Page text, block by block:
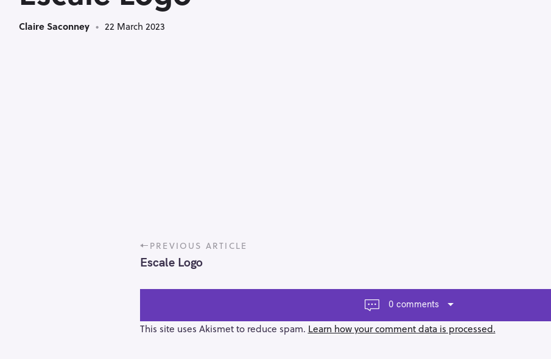
Claire Saconney 22 March 2023
P
o
s
t
v
PREVIOUS ARTICLE
Escale Logo
0 comments
This site uses Akismet to reduce spam. Learn how your comment data is processed.